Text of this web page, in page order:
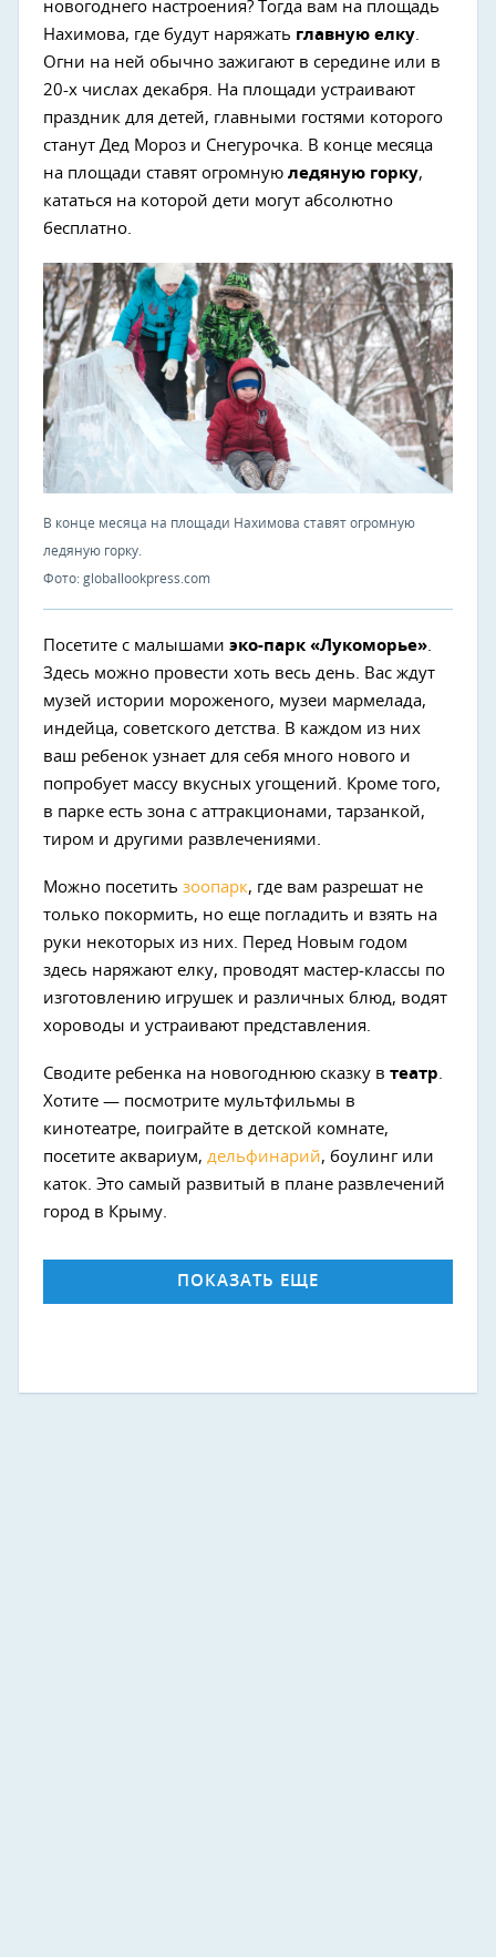
новогоднего настроения? Тогда вам на площадь
Нахимова, где будут наряжать главную елку.
Огни на ней обычно зажигают в середине или в
20-х числах декабря. На площади устраивают
праздник для детей, главными гостями которого
станут Дед Мороз и Снегурочка. В конце месяца
на площади ставят огромную ледяную горку,
кататься на которой дети могут абсолютно
бесплатно.
В конце месяца на площади Нахимова ставят огромную
ледяную горку.
Фото: globallookpress.com
Посетите с малышами эко-парк «Лукоморье».
Здесь можно провести хоть весь день. Вас ждут
музей истории мороженого, музеи мармелада,
индейца, советского детства. В каждом из них
ваш ребенок узнает для себя много нового и
попробует массу вкусных угощений. Кроме того,
в парке есть зона с аттракционами, тарзанкой,
тиром и другими развлечениями.
Можно посетить зоопарк, где вам разрешат не
только покормить, но еще погладить и взять на
руки некоторых из них. Перед Новым годом
здесь наряжают елку, проводят мастер-классы по
изготовлению игрушек и различных блюд, водят
хороводы и устраивают представления.
Сводите ребенка на новогоднюю сказку в театр.
Хотите — посмотрите мультфильмы в
кинотеатре, поиграйте в детской комнате,
посетите аквариум, дельфинарий, боулинг или
каток. Это самый развитый в плане развлечений
город в Крыму.
ПОКАЗАТЬ ЕЩЕ